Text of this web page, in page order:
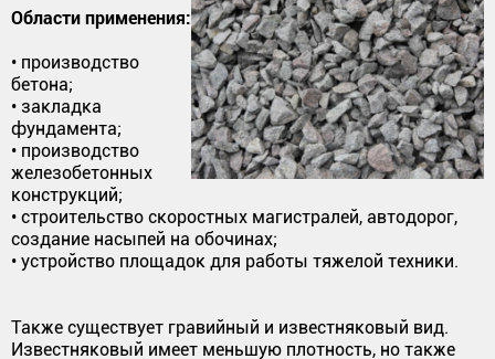
Области применения:
• производство
бетона;
• закладка
фундамента;
• производство
железобетонных
конструкций;
• строительство скоростных магистралей, автодорог,
создание насыпей на обочинах;
• устройство площадок для работы тяжелой техники.
Также существует гравийный и известняковый вид.
Известняковый имеет меньшую плотность, но также